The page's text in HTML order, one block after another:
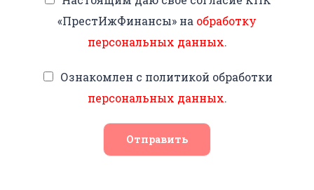
«ПрестИжФинансы» на обработку
персональных данных.
Ознакомлен с политикой обработки
персональных данных.
Отправить